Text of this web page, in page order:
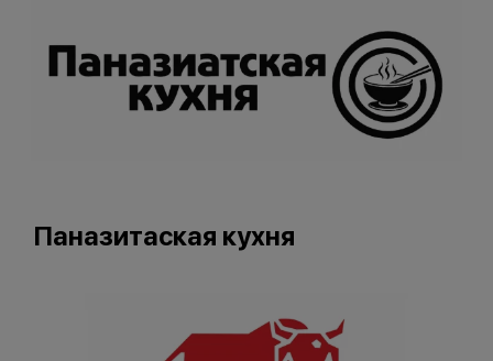
Паназитаская кухня